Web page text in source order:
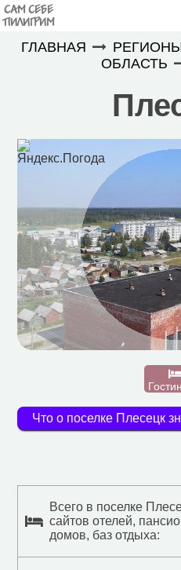
САМ СЕБЕ
ПИЛИГРИМ
ГЛАВНАЯ
ОБЛАСТЬ
Что о поселке Плесецк
Всего в поселке
сайтов отелей,
домов, баз отдыха: